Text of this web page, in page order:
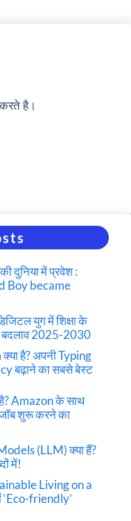
है।
दुनिया में प्रवेश :
Boy became
युग में शिक्षा के
बदलाव 2025-2030
है? अपनी Typing
बढ़ाने का सबसे बेस्ट
Amazon के साथ
शुरू करने का
(LLM) क्या हैं?
में!
Living on a
friendly’